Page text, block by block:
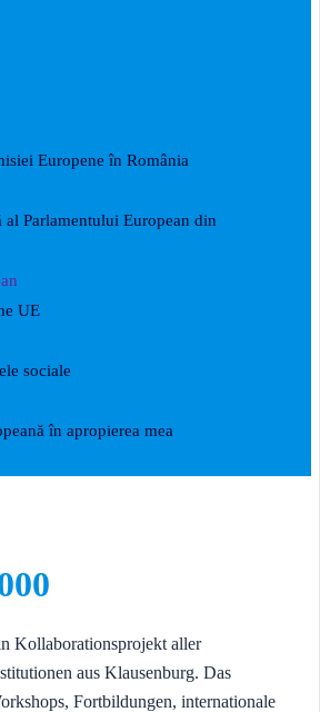
Europene în România
Parlamentului European din
UE
sociale
în apropierea mea
Kollaborationsprojekt aller
aus Klausenburg. Das
Fortbildungen, internationale